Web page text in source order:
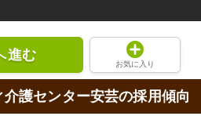
進む
お気に入り
護センター安芸の採用傾向